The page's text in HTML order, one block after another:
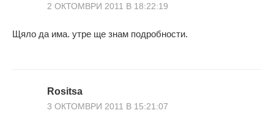
2 ОКТОМВРИ 2011 В 18:22:19
Щяло да има. утре ще знам подробности.
Rositsa
3 ОКТОМВРИ 2011 В 15:21:07